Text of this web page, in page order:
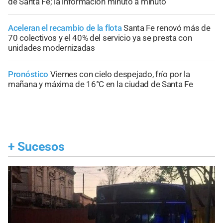
Aceleran el recambio de la flotaSanta Fe renovó más de
70 colectivos y el 40% del servicio ya se presta con
unidades modernizadas
Pronóstico Viernes con cielo despejado, frío por la
mañana y máxima de 16°C en la ciudad de Santa Fe
+ Sucesos